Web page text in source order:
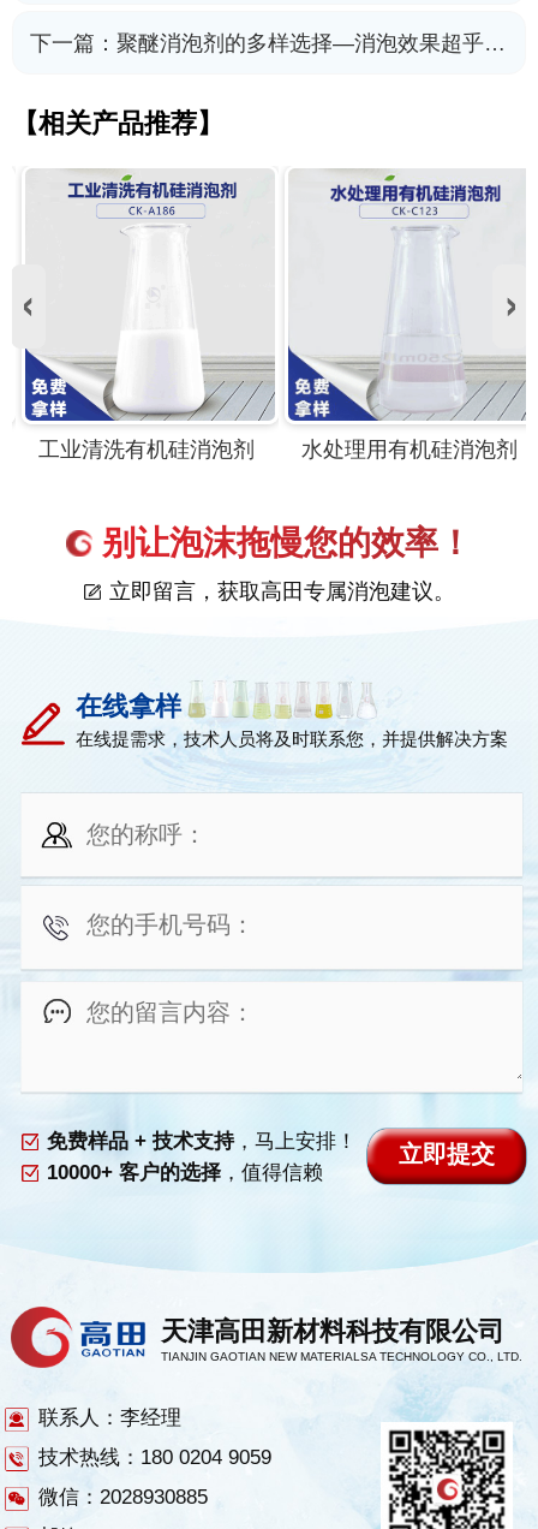
下一篇：聚醚消泡剂的多样选择—消泡效果超乎你想象
【相关产品推荐】
工业清洗有机硅消泡剂 水处理用有机硅消泡剂
别让泡沫拖慢您的效率！
立即留言，获取高田专属消泡建议。
在线拿样
在线提需求，技术人员将及时联系您，并提供解决方案
免费样品 + 技术支持，马上安排！
10000+ 客户的选择，值得信赖
天津高田新材料科技有限公司
TIANJIN GAOTIAN NEW MATERIALSA TECHNOLOGY CO., LTD.
联系人：李经理
技术热线：180 0204 9059
微信：2028930885